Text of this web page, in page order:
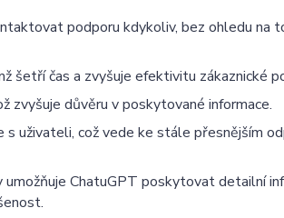
podporu kdykoliv, bez ohledu na
šetří čas a zvyšuje efektivitu zákaznické
zvyšuje důvěru v poskytované informace.
uživateli, což vede ke stále přesnějším
ChatuGPT poskytovat detailní